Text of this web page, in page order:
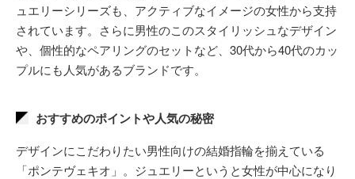
ュエリーシリーズも、アクティブなイメージの女性から支持
されています。さらに男性のこのスタイリッシュなデザイン
や、個性的なペアリングのセットなど、30代から40代のカッ
プルにも人気があるブランドです。
おすすめのポイントや人気の秘密
デザインにこだわりたい男性向けの結婚指輪を揃えている
「ポンテヴェキオ」。ジュエリーというと女性が中心になり